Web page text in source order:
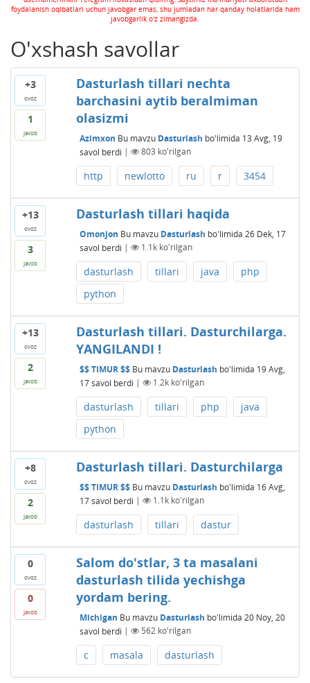
foydalanish oqibatlari uchun javobgar emas, shu jumladan har qanday holatlarida ham
javobgarlik o'z zimangizda.
O'xshash savollar
+3
ovoz
1
javob
Dasturlash tillari nechta
barchasini aytib beralmiman
olasizmi
Azimxon Bu mavzu Dasturlash bo'limida 13 Avg, 19
savol berdi | 803 ko'rilgan
http newlotto ru r 3454
+13
ovoz
3
javob
Dasturlash tillari haqida
Omonjon Bu mavzu Dasturlash bo'limida 26 Dek, 17
savol berdi | 1.1kko'rilgan
dasturlash tillari java
php
python
+13
ovoz
2
javob
Dasturlash tillari. Dasturchilarga.
YANGILANDI !
$$ TIMUR $$ Bu mavzu Dasturlash bo'limida 19 Avg,
17 savol berdi | 1.2kko'rilgan
dasturlash tillari php
java
python
+8
ovoz
2
javob
Dasturlash tillari. Dasturchilarga
$$ TIMUR $$ Bu mavzu Dasturlash bo'limida 16 Avg,
17 savol berdi | 1.1kko'rilgan
dasturlash tillari dastur
0
ovoz
0
javob
Salom do'stlar, 3 ta masalani
dasturlash tilida yechishga
yordam bering.
Michigan Bu mavzu Dasturlash bo'limida 20 Noy, 20
savol berdi | 562ko'rilgan
c masala dasturlash